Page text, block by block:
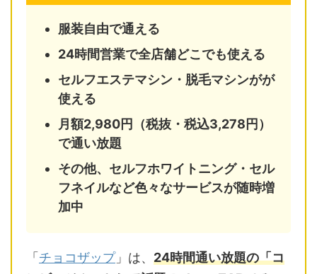
服装自由で通える
24時間営業で全店舗どこでも使える
セルフエステマシン・脱毛マシンがが
使える
月額2,980円（税抜・税込3,278円）
で通い放題
その他、セルフホワイトニング・セル
フネイルなど色々なサービスが随時増
加中
「 チョコザップ」は、 24時間通い放題の「コ